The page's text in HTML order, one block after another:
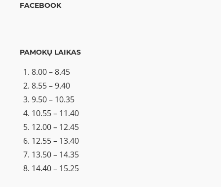
FACEBOOK
PAMOKŲ LAIKAS
8.00 – 8.45
8.55 – 9.40
9.50 – 10.35
10.55 – 11.40
12.00 – 12.45
12.55 – 13.40
13.50 – 14.35
14.40 – 15.25